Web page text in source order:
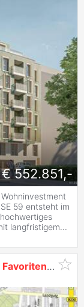
€ 552.851,-
59 entsteht im
langfristigem...
Favoritenzu